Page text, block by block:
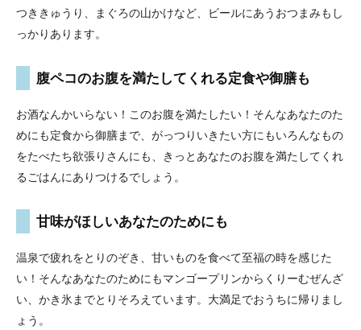
つききゅうり、まぐろの山かけなど、ビールにあうおつまみもし
っかりあります。
腹ペコのお腹を満たしてくれる定食や御膳も
お酒なんかいらない！このお腹を満たしたい！そんなあなたのた
めにも定食から御膳まで、がっつりいきたい方にもいろんなもの
をたべたち欲張りさんにも、きっとあなたのお腹を満たしてくれ
るごはんにありつけるでしょう。
甘味がほしいあなたのためにも
温泉で疲れをとりのぞき、甘いものを食べて至福の時を感じた
い！そんなあなたのためにもマンゴープリンからくりーむぜんざ
い、かき氷までとりそろえています。大満足でおうちに帰りまし
ょう。